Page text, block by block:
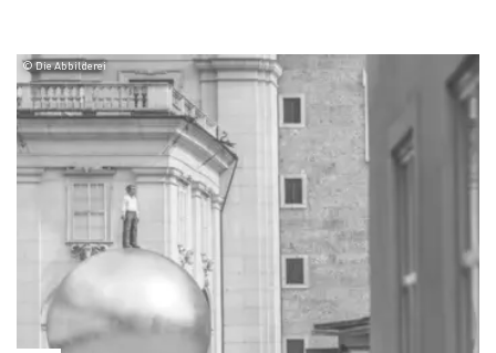
© Die Abbilderei